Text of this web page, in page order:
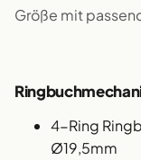
Größe mit
4-Ring
Ø19,5mm